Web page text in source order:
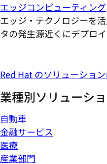
エッジコンピューティング
エッジ・テクノロジーを
タの発生源近くにデプロイ
Red Hat のソリューショ
業種別ソリューシ
自動車
金融サービス
医療
産業部門